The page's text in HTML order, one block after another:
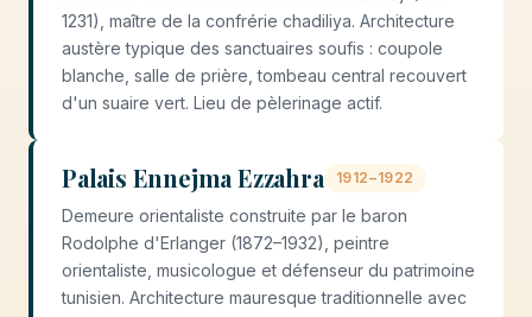
1231), maître de la confrérie chadiliya. Architecture
austère typique des sanctuaires soufis : coupole
blanche, salle de prière, tombeau central recouvert
d'un suaire vert. Lieu de pèlerinage actif.
Palais Ennejma Ezzahra 1912–1922
Demeure orientaliste construite par le baron
Rodolphe d'Erlanger (1872–1932), peintre
orientaliste, musicologue et défenseur du patrimoine
tunisien. Architecture mauresque traditionnelle avec